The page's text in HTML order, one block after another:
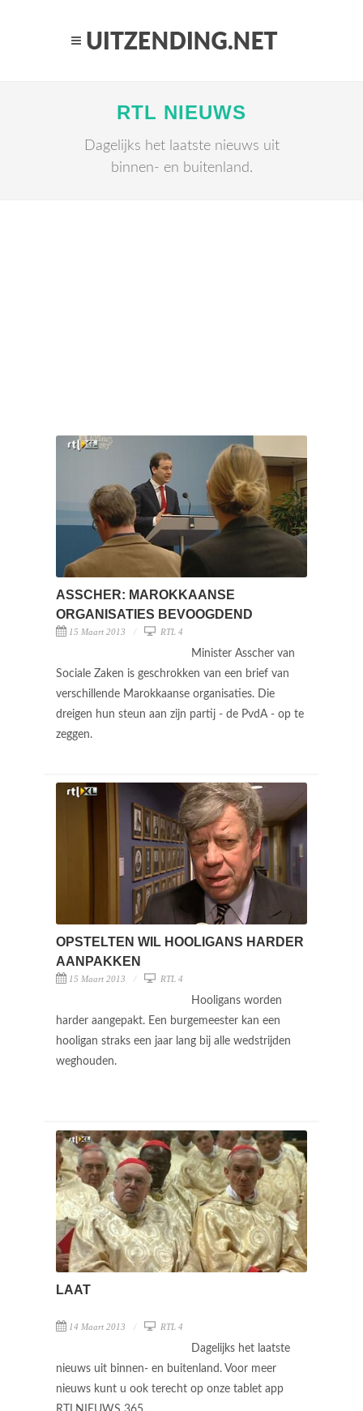
RTL NIEUWS
Dagelijks het laatste nieuws uit
binnen- en buitenland.
ASSCHER: MAROKKAANSE
ORGANISATIES BEVOOGDEND
15 Maart 2013 RTL 4
Minister Asscher van
Sociale Zaken is geschrokken van een brief van
verschillende Marokkaanse organisaties. Die
dreigen hun steun aan zijn partij - de PvdA - op te
zeggen.
OPSTELTEN WIL HOOLIGANS HARDER
AANPAKKEN
15 Maart 2013 RTL 4
Hooligans worden
harder aangepakt. Een burgemeester kan een
hooligan straks een jaar lang bij alle wedstrijden
weghouden.
LAAT
14 Maart 2013 RTL 4
Dagelijks het laatste
nieuws uit binnen- en buitenland. Voor meer
nieuws kunt u ook terecht op onze tablet app